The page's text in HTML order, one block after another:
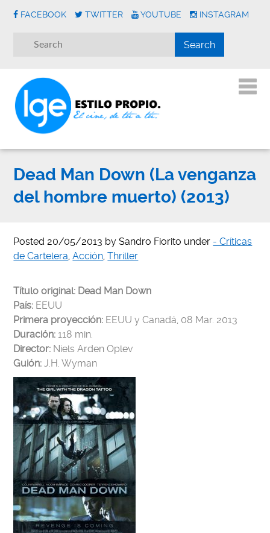
FACEBOOK TWITTER YOUTUBE INSTAGRAM
Dead Man Down (La venganza
del hombre muerto) (2013)
Posted20/05/2013 bySandro Fiorito under - Críticas
de Cartelera,Acción,Thriller
Título original: Dead Man Down
País: EEUU
Primera proyección: EEUU y Canadá, 08 Mar. 2013
Duración:118 min.
Director: Niels Arden Oplev
Guión: J.H. Wyman